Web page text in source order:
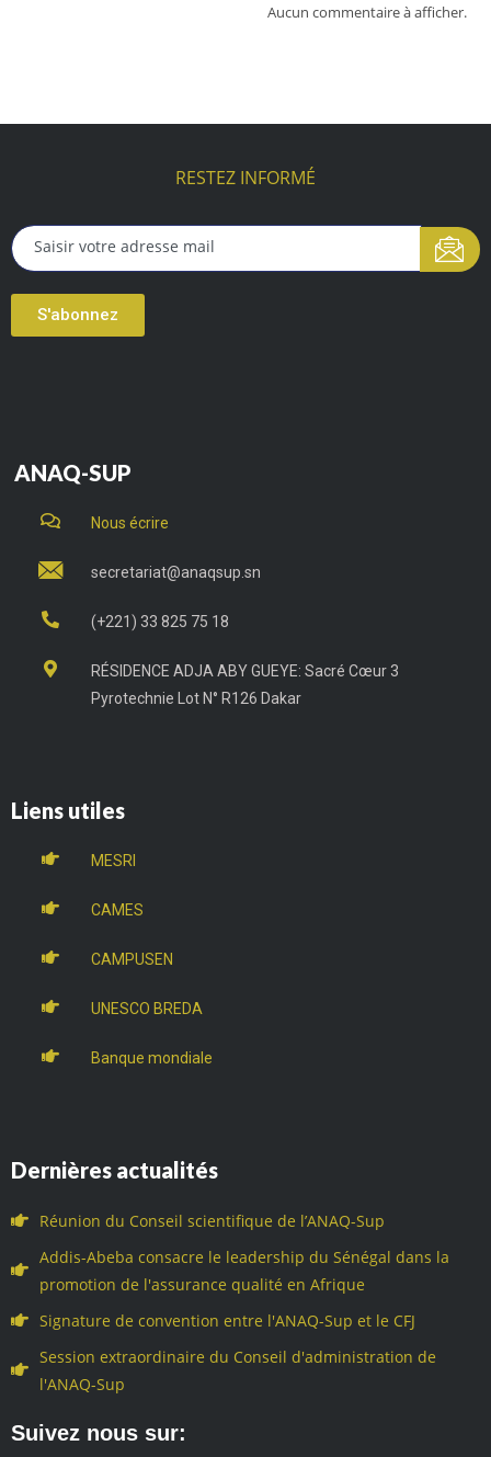
Aucun commentaire à afficher.
RESTEZ INFORMÉ
S'abonnez
ANAQ-SUP
Nous écrire
secretariat@anaqsup.sn
(+221) 33 825 75 18
RÉSIDENCE ADJA ABY GUEYE: Sacré Cœur 3
Pyrotechnie Lot N° R126 Dakar
Liens utiles
MESRI
CAMES
CAMPUSEN
UNESCO BREDA
Banque mondiale
Dernières actualités
Réunion du Conseil scientifique de l’ANAQ-Sup
Addis-Abeba consacre le leadership du Sénégal dans la
promotion de l'assurance qualité en Afrique
Signature de convention entre l'ANAQ-Sup et le CFJ
Session extraordinaire du Conseil d'administration de
l'ANAQ-Sup
Suivez nous sur: